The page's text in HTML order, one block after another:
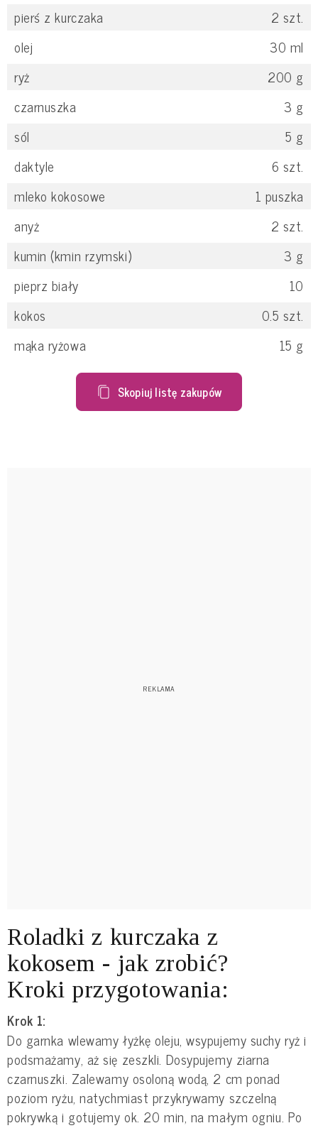
pierś z kurczaka 2 szt.
olej
30 ml
ryż
200 g
czarnuszka
3 g
sól
5 g
daktyle
6 szt.
mleko kokosowe
1 puszka
anyż
2 szt.
kumin (kmin rzymski)
3 g
pieprz biały
10
kokos
0.5 szt.
mąka ryżowa
15 g
Skopiuj listę zakupów
Roladki z kurczaka z
kokosem - jak zrobić?
Kroki przygotowania:
Krok 1:
Do garnka wlewamy łyżkę oleju, wsypujemy suchy ryż i
podsmażamy, aż się zeszkli. Dosypujemy ziarna
czarnuszki. Zalewamy osoloną wodą, 2 cm ponad
poziom ryżu, natychmiast przykrywamy szczelną
pokrywką i gotujemy ok. 20 min, na małym ogniu. Po